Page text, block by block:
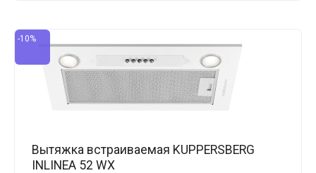
-10%
Вытяжка встраиваемая KUPPERSBERG
INLINEA 52 WX